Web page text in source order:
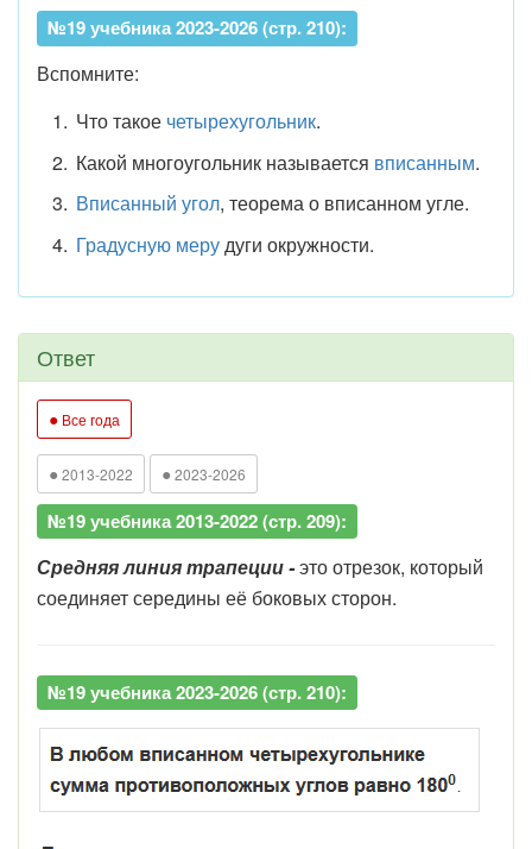
№19 учебника 2023-2026 (стр. 210):
Вспомните:
Что такое четырехугольник.
Какой многоугольник называется вписанным.
Вписанный угол, теорема о вписанном угле.
Градусную мерудуги окружности.
Ответ
● Все года
● 2013-2022 ● 2023-2026
№19 учебника 2013-2022 (стр. 209):
Средняя линия трапеции -это отрезок, который
соединяет середины её боковых сторон.
№19 учебника 2023-2026 (стр. 210):